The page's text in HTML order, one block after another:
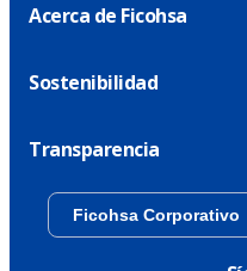
Acerca de Ficohsa
Sostenibilidad
Transparencia
Ficohsa Corporativo